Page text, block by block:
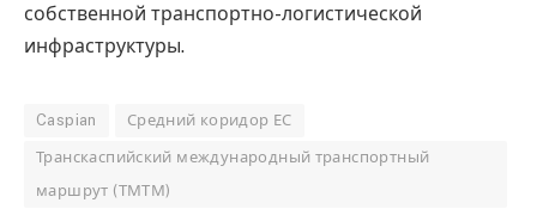
собственной транспортно-логистической
инфраструктуры.
Caspian Средний коридор ЕС
Транскаспийский международный транспортный
маршрут (ТМТМ)